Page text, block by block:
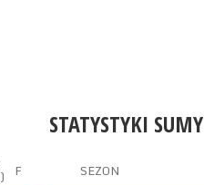
STATYSTYKI SUMY
SEZON
F